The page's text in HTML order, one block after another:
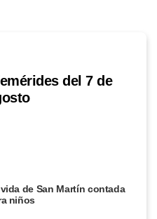
del 7 de
de San Martín contada
niños